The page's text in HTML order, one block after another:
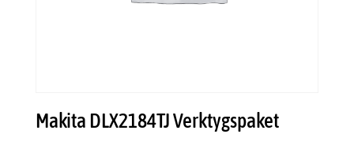
Makita DLX2184TJ Verktygspaket